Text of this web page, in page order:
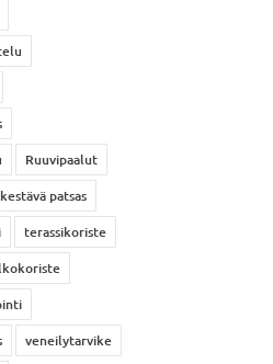
Ruuvipaalut
patsas
terassikoriste
veneilytarvike